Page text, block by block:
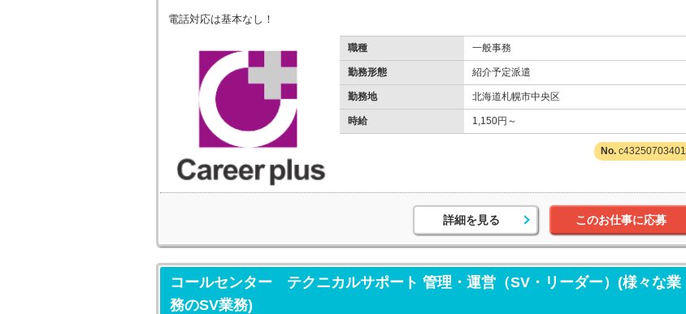
電話対応は基本なし！
職種 一般事務
勤務形態 紹介予定派遣
勤務地 北海道札幌市中央区
時給 1,150円～
c43250703401
詳細を見る このお仕事に応募
コールセンター テクニカルサポート 管理・運営（SV・リーダー）(様々な業
務のSV業務)